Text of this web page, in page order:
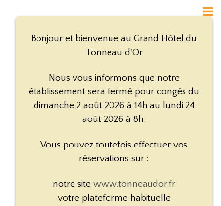
Bonjour et bienvenue au Grand Hôtel du
Tonneau d'Or
Nous vous informons que notre
établissement sera fermé pour congés du
dimanche 2 août 2026 à 14h au lundi 24
août 2026 à 8h.
Vous pouvez toutefois effectuer vos
réservations sur :
notre site www.tonneaudor.fr
votre plateforme habituelle